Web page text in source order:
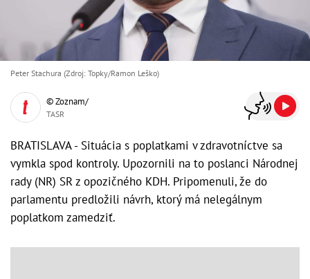
Peter Stachura (Zdroj: Topky/Ramon Leško)
© Zoznam/
TASR
BRATISLAVA - Situácia s poplatkami v zdravotníctve sa
vymkla spod kontroly. Upozornili na to poslanci Národnej
rady (NR) SR z opozičného KDH. Pripomenuli, že do
parlamentu predložili návrh, ktorý má nelegálnym
poplatkom zamedziť.